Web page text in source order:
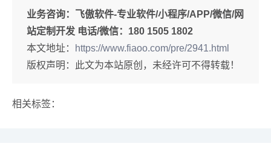
业务咨询： 飞傲软件-专业软件/小程序/APP/微信/网
站定制开发 电话/微信：180 1505 1802
本文地址：
https://www.fiaoo.com/pre/2941.html
版权声明：此文为本站原创，未经许可不得转载！
相关标签：